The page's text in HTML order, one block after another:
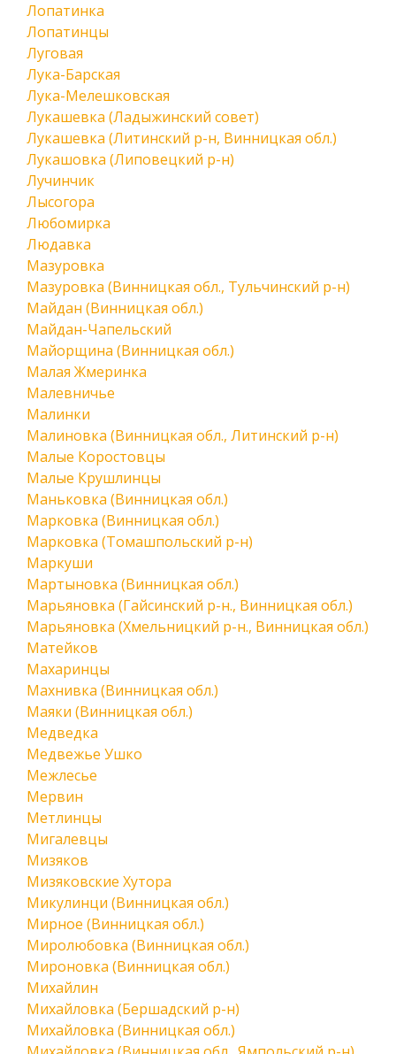
Лопатинка
Лопатинцы
Луговая
Лука-Барская
Лука-Мелешковская
Лукашевка (Ладыжинский совет)
Лукашевка (Литинский р-н, Винницкая обл.)
Лукашовка (Липовецкий р-н)
Лучинчик
Лысогора
Любомирка
Людавка
Мазуровка
Мазуровка (Винницкая обл., Тульчинский р-н)
Майдан (Винницкая обл.)
Майдан-Чапельский
Майорщина (Винницкая обл.)
Малая Жмеринка
Малевничье
Малинки
Малиновка (Винницкая обл., Литинский р-н)
Малые Коростовцы
Малые Крушлинцы
Маньковка (Винницкая обл.)
Марковка (Винницкая обл.)
Марковка (Томашпольский р-н)
Маркуши
Мартыновка (Винницкая обл.)
Марьяновка (Гайсинский р-н., Винницкая обл.)
Марьяновка (Хмельницкий р-н., Винницкая обл.)
Матейков
Махаринцы
Махнивка (Винницкая обл.)
Маяки (Винницкая обл.)
Медведка
Медвежье Ушко
Межлесье
Мервин
Метлинцы
Мигалевцы
Мизяков
Мизяковские Хутора
Микулинци (Винницкая обл.)
Мирное (Винницкая обл.)
Миролюбовка (Винницкая обл.)
Мироновка (Винницкая обл.)
Михайлин
Михайловка (Бершадский р-н)
Михайловка (Винницкая обл.)